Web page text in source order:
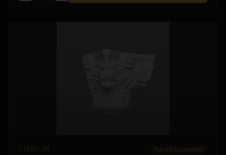
C1002-2H Pylväät ja pilasterit